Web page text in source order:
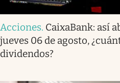
Acciones. CaixaBank: así
jueves 06 de agosto,
dividendos?